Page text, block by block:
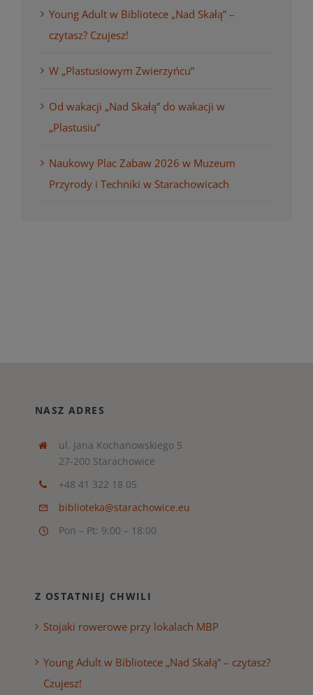
Young Adult w Bibliotece „Nad Skałą” –
czytasz? Czujesz!
W „Plastusiowym Zwierzyńcu”
Od wakacji „Nad Skałą” do wakacji w
„Plastusiu”
Naukowy Plac Zabaw 2026 w Muzeum
Przyrody i Techniki w Starachowicach
NASZ ADRES
ul. Jana Kochanowskiego 5
27-200 Starachowice
+48 41 322 18 05
biblioteka@starachowice.eu
Pon – Pt: 9:00 – 18:00
Z OSTATNIEJ CHWILI
Stojaki rowerowe przy lokalach MBP
Young Adult w Bibliotece „Nad Skałą” – czytasz?
Czujesz!